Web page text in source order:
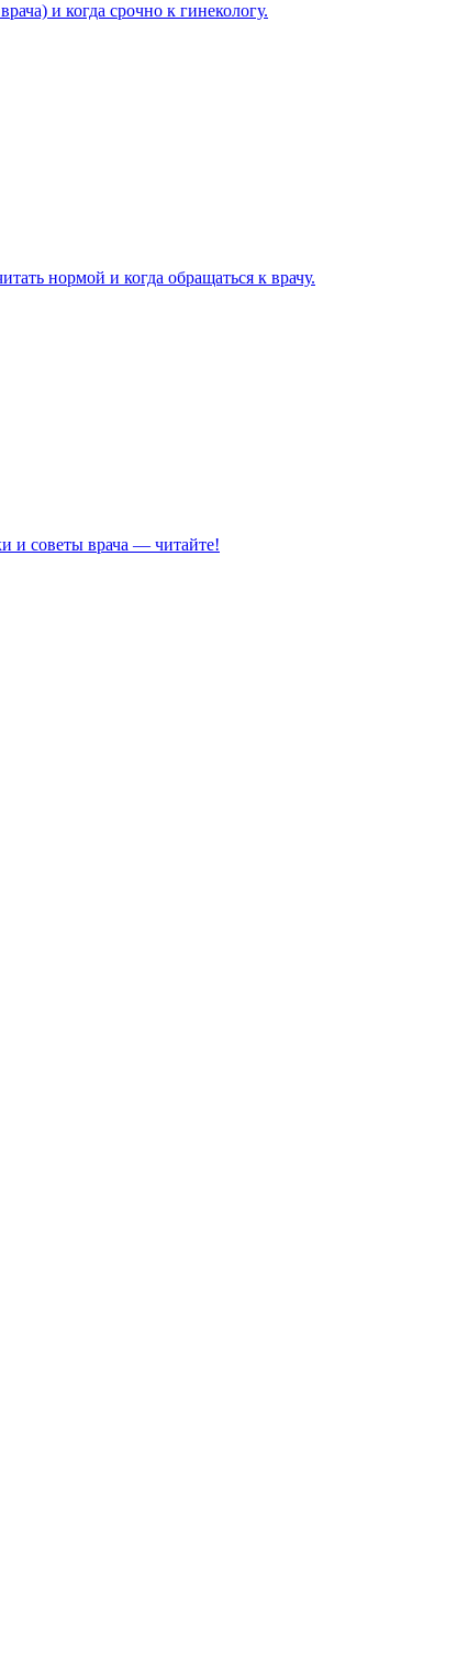
и когда срочно к гинекологу.
нормой и когда обращаться к врачу.
и советы врача — читайте!